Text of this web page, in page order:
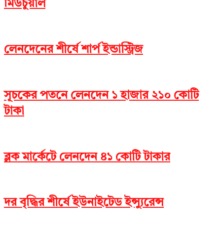
মিউচুয়াল
লেনদেনের শীর্ষে শার্প ইন্ডাস্ট্রিজ
সূচকের পতনে লেনদেন ১ হাজার ২১০ কোটি
টাকা
ব্লক মার্কেটে লেনদেন ৪১ কোটি টাকার
দর বৃদ্ধির শীর্ষে ইউনাইটেড ইন্স্যুরেন্স